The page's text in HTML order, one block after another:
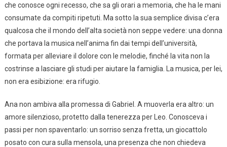
che conosce ogni recesso, che sa gli orari a memoria, che ha le mani
consumate da compiti ripetuti. Ma sotto la sua semplice divisa c’era
qualcosa che il mondo dell’alta società non seppe vedere: una donna
che portava la musica nell’anima fin dai tempi dell’università,
formata per alleviare il dolore con le melodie, finché la vita non la
costrinse a lasciare gli studi per aiutare la famiglia. La musica, per lei,
non era esibizione: era rifugio.
Ana non ambiva alla promessa di Gabriel. A muoverla era altro: un
amore silenzioso, protetto dalla tenerezza per Leo. Conosceva i
passi per non spaventarlo: un sorriso senza fretta, un giocattolo
posato con cura sulla mensola, una presenza che non chiedeva